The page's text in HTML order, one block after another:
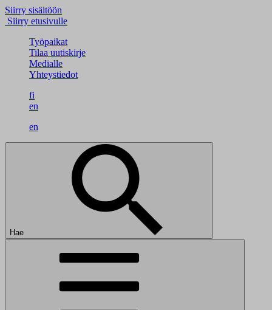
Siirry sisältöön
Siirry etusivulle
Työpaikat
Tilaa uutiskirje
Medialle
Yhteystiedot
fi
en
en
Hae